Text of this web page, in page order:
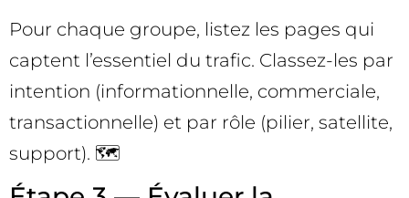
Pour chaque groupe, listez les pages qui
captent l’essentiel du trafic. Classez-les par
intention (informationnelle, commerciale,
transactionnelle) et par rôle (pilier, satellite,
support). 🗺️